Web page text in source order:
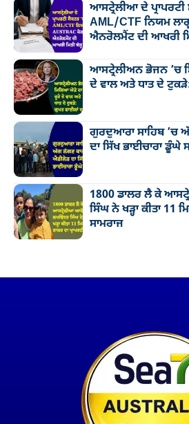
ਆਸਟ੍ਰੇਲੀਆ ਦੇ
AML/CTF ਨਿਯਮ
ਐਨਰੋਲਮੈਂਟ ਦੀ ਆਖਰੀ
ਆਸਟ੍ਰੇਲੀਅਨ ਭੋਜਨ ’ਚ
ਦੇ ਵਾਲ ਅਤੇ ਧਾਤ ਦੇ
ਗੁਰਦੁਆਰਾ ਸਾਹਿਬ ’ਚ
ਦਾ ਸਿੱਖ ਭਾਈਚਾਰਾ ਡੂੰਘੇ
1800 ਡਾਲਰ ਲੈ ਕੇ
ਸਿੰਘ ਨੇ ਖੜ੍ਹਾ ਕੀਤਾ 11
ਸਾਮਰਾਜ